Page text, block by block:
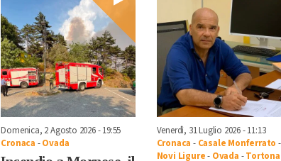
Domenica, 2 Agosto 2026 - 19:55
Cronaca -Ovada
Venerdì, 31 Luglio 2026 - 11:13
Cronaca - Casale Monferrato -
Novi Ligure- Ovada -Tortona